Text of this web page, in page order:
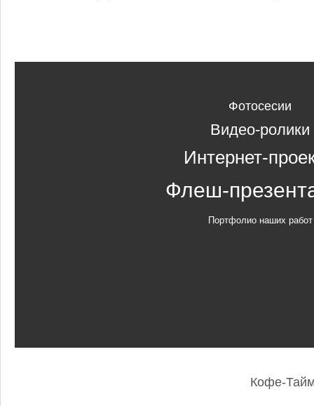
Фотосесии
Видео-ролики
Интернет-
Флеш-
Портфолио наших работ
Кофе-